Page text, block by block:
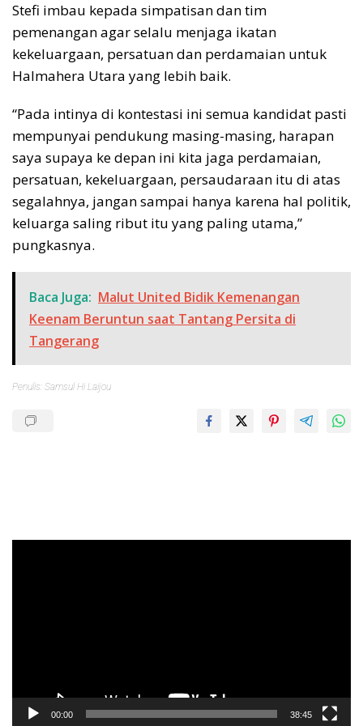
Stefi imbau kepada simpatisan dan tim
pemenangan agar selalu menjaga ikatan
kekeluargaan, persatuan dan perdamaian untuk
Halmahera Utara yang lebih baik.
“Pada intinya di kontestasi ini semua kandidat pasti
mempunyai pendukung masing-masing, harapan
saya supaya ke depan ini kita jaga perdamaian,
persatuan, kekeluargaan, persaudaraan itu di atas
segalahnya, jangan sampai hanya karena hal politik,
keluarga saling ribut itu yang paling utama,”
pungkasnya.
Baca Juga: Malut United Bidik Kemenangan
Keenam Beruntun saat Tantang Persita di
Tangerang
Penulis: Samsul Hi Laijou
00:00 38:45